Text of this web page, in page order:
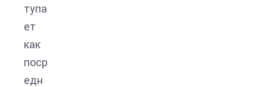
тупа
ет
как
поср
едн